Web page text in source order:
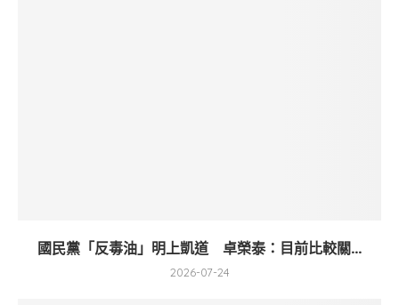
國民黨「反毒油」明上凱道 卓榮泰：目前比較關...
2026-07-24